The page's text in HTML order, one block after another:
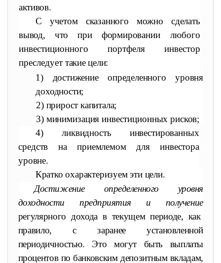
активов.
С учетом сказанного можно сделать
вывод, что при формировании любого
инвестиционного портфеля инвестор
преследует такие цели:
1) достижение определенного уровня
доходности;
2) прирост капитала;
3) минимизация инвестиционных рисков;
4) ликвидность инвестированных
средств на приемлемом дляинвестора
уровне.
Кратко охарактеризуем эти цели.
Достижение определенного уровня
доходности предприятия и получение
регулярного дохода в текущем периоде, как
правило, с заранее установленной
периодичностью. Это могут быть выплаты
процентов по банковским депозитным вкладам,